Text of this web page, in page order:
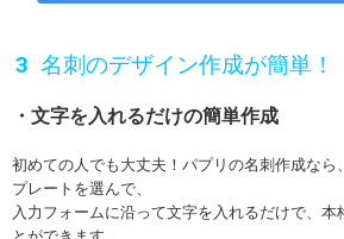
名刺のデザイン作成が簡単！
文字を入れるだけの簡単作成
初めての人でも大丈夫！パプリの名刺作成なら
プレートを選んで、
入力フォームに沿って文字を入れるだけで、本